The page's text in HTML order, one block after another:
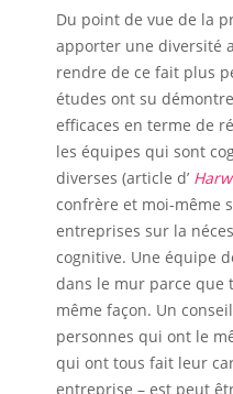
Du point de vue de la
apporter une diversité
rendre de ce fait plus
études ont su
efficaces en terme de
les équipes qui sont
diverses (article d’
confrère et moi-même
entreprises sur la
cognitive. Une équipe
dans le mur parce que
même façon. Un
personnes qui ont le
qui ont tous fait leur
entreprise – est peut